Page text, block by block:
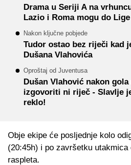
Drama u Seriji A na
Lazio i Roma mogu do
Nakon ključne pobjede
Tudor ostao bez riječi kad
Dušana Vlahovića
Oproštaj od Juventusa
Dušan Vlahović nakon
izgovoriti ni riječ - Slavlje
reklo!
Obje ekipe će posljednje kolo
(20:45h) i po završetku
raspleta.